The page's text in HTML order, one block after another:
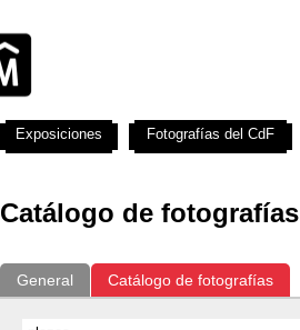
Catálogo de fotografías
General Catálogo de fotografías
Exposiciones Fotografías del CdF